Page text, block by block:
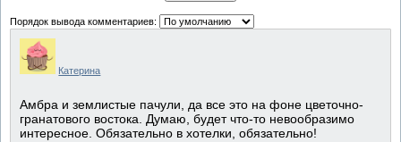
Порядок вывода комментариев:
Катерина
Амбра и землистые пачули, да все это на фоне цветочно-
гранатового востока. Думаю, будет что-то невообразимо
интересное. Обязательно в хотелки, обязательно!